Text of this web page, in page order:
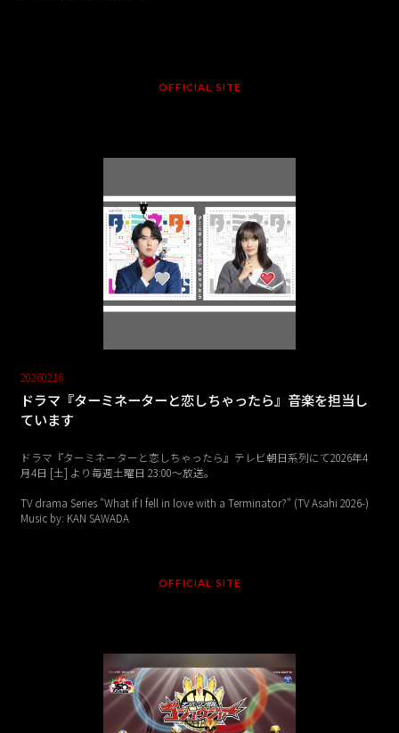
OFFICIAL SITE
20260216
ドラマ『ターミネーターと恋しちゃったら』音楽を担当し
ています
ドラマ『ターミネーターと恋しちゃったら』テレビ朝日系列にて2026年4
月4日 [土] より毎週土曜日 23:00〜放送。
TV drama Series "What if I fell in love with a Terminator?" (TV Asahi 2026-)
Music by: KAN SAWADA
OFFICIAL SITE